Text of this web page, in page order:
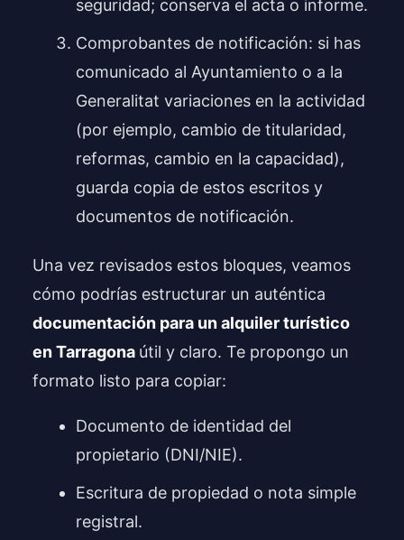
seguridad; conserva el acta o informe.
Comprobantes de notificación: si has
comunicado al Ayuntamiento o a la
Generalitat variaciones en la actividad
(por ejemplo, cambio de titularidad,
reformas, cambio en la capacidad),
guarda copia de estos escritos y
documentos de notificación.
Una vez revisados estos bloques, veamos
cómo podrías estructurar un auténtica
documentación para un alquiler turístico
en Tarragona útil y claro. Te propongo un
formato listo para copiar:
Documento de identidad del
propietario (DNI/NIE).
Escritura de propiedad o nota simple
registral.